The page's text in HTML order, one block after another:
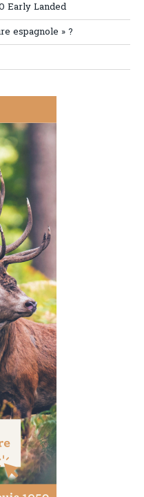
Early Landed
espagnole » ?